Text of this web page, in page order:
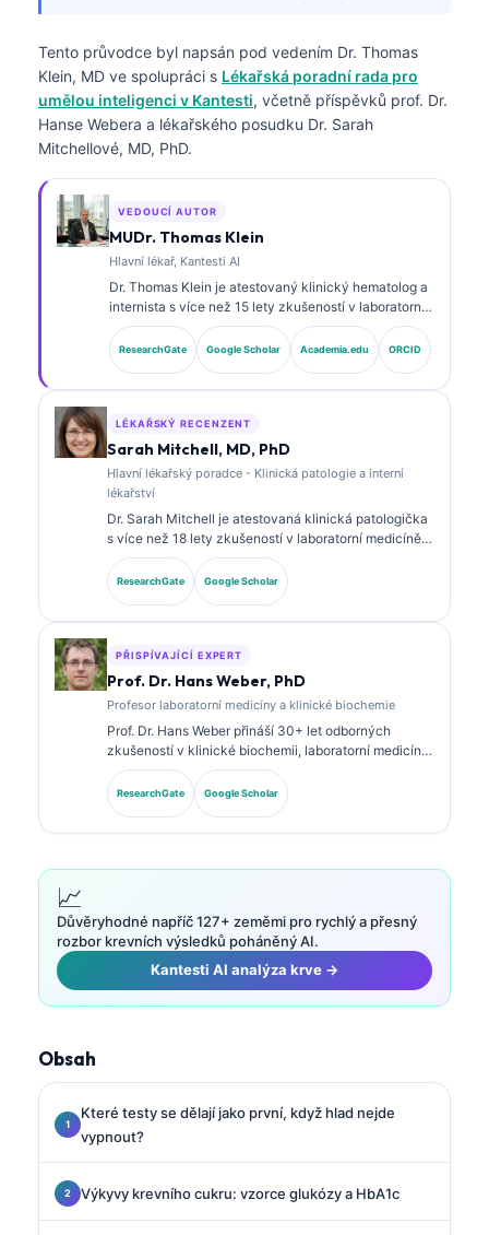
Tento průvodce byl napsán pod vedením Dr. Thomas
Klein, MD ve spolupráci s Lékařská poradní rada pro
umělou inteligenci v Kantesti, včetně příspěvků prof. Dr.
Hanse Webera a lékařského posudku Dr. Sarah
Mitchellové, MD, PhD.
VEDOUCÍ AUTOR
MUDr. Thomas Klein
Hlavní lékař, Kantesti AI
Dr. Thomas Klein je atestovaný klinický hematolog a
internista s více než 15 lety zkušeností v laboratorní
medicíně a analýze klinických dat s podporou AI.
Jako Chief Medical Officer ve společnosti Kantesti AI
zajišťuje klinický dohled nad medicínskou přesností
laboratorní diagnostice.
ResearchGate Google Scholar Academia.edu ORCID
LÉKAŘSKÝ RECENZENT
Sarah Mitchell, MD, PhD
Hlavní lékařský poradce - Klinická patologie a interní
lékařství
Dr. Sarah Mitchell je atestovaná klinická patologička
s více než 18 lety zkušeností v laboratorní medicíně a
diagnostické analýze. Má specializované certifikace
v klinické chemii a rozsáhle publikovala o
panelových biomarkerech a laboratorní analýze v
ResearchGate Google Scholar
PŘISPÍVAJÍCÍ EXPERT
Prof. Dr. Hans Weber, PhD
Profesor laboratorní medicíny a klinické biochemie
Prof. Dr. Hans Weber přináší 30+ let odborných
zkušeností v klinické biochemii, laboratorní medicíně
a výzkumu biomarkerů. Bývalý prezident Německé
společnosti pro klinickou chemii, specializuje se na
analýzu diagnostických panelů, standardizaci
ResearchGate Google Scholar
📈
Důvěryhodné napříč 127+ zeměmi pro rychlý a přesný
rozbor krevních výsledků poháněný AI.
Kantesti AI analýza krve →
Obsah
Které testy se dělají jako první, když hlad nejde
vypnout?
Výkyvy krevního cukru: vzorce glukózy a HbA1c